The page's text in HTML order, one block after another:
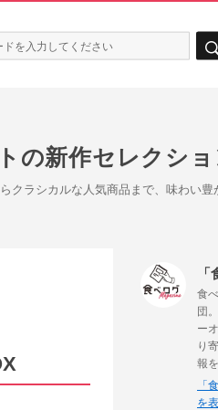
の新作セレクシ
ラシカルな人気商品まで、味わい豊
食
団
ー
り
報
「
を